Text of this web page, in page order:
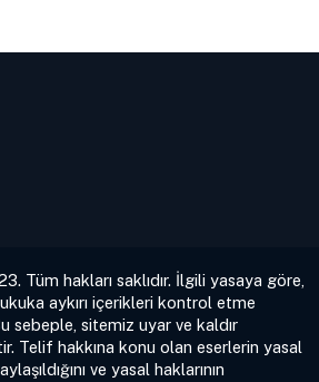
Tüm hakları saklıdır. İlgili yasaya göre,
aykırı içerikleri kontrol etme
sebeple, sitemiz uyar ve kaldır
Telif hakkına konu olan eserlerin yasal
ve yasal haklarının